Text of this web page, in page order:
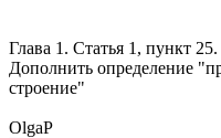
Глава 1. Статья 1, пункт 25.
Дополнить определение
строение"
OlgaP